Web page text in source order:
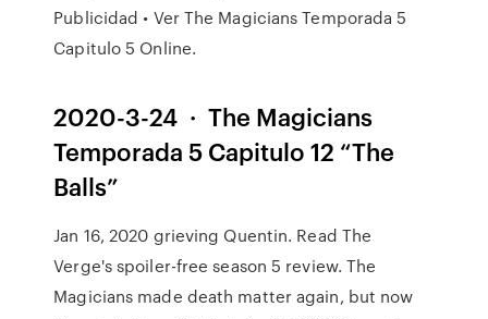
Publicidad • Ver The Magicians Temporada 5
Capitulo 5 Online.
2020-3-24 · The Magicians
Temporada 5 Capitulo 12 “The
Balls”
Jan 16, 2020 grieving Quentin. Read The
Verge's spoiler-free season 5 review. The
Magicians made death matter again, but now